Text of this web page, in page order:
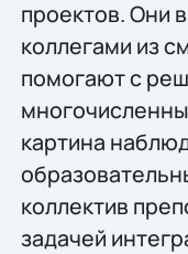
проектов. Они
коллегами из
помогают с
картина
коллектив
задачей